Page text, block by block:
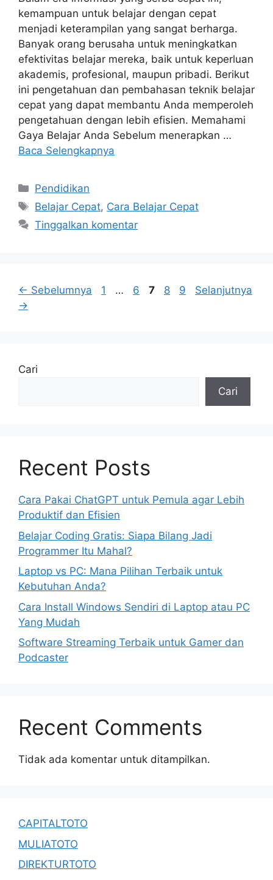
kemampuan untuk belajar dengan cepat
menjadi keterampilan yang sangat berharga.
Banyak orang berusaha untuk meningkatkan
efektivitas belajar mereka, baik untuk keperluan
akademis, profesional, maupun pribadi. Berikut
ini pengetahuan dan pembahasan teknik belajar
cepat yang dapat membantu Anda memperoleh
pengetahuan dengan lebih efisien. Memahami
Gaya Belajar Anda Sebelum menerapkan …
Baca Selengkapnya
Kategori
Pendidikan
Tag
Belajar Cepat, Cara Belajar Cepat
Tinggalkan komentar
← Sebelumnya Halaman
1 … Halaman
6 Halaman
7 Halaman
8 Halaman
9
Selanjutnya
→
Cari
Cari
Recent Posts
Cara Pakai ChatGPT untuk Pemula agar Lebih
Produktif dan Efisien
Belajar Coding Gratis: Siapa Bilang Jadi
Programmer Itu Mahal?
Laptop vs PC: Mana Pilihan Terbaik untuk
Kebutuhan Anda?
Cara Install Windows Sendiri di Laptop atau PC
Yang Mudah
Software Streaming Terbaik untuk Gamer dan
Podcaster
Recent Comments
Tidak ada komentar untuk ditampilkan.
CAPITALTOTO
MULIATOTO
DIREKTURTOTO